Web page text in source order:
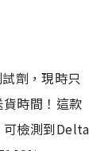
劑，現時只
時間！這款
可檢測到Delta